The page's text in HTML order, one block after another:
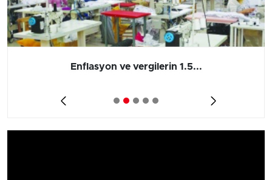
Enflasyon ve vergilerin 1.5...